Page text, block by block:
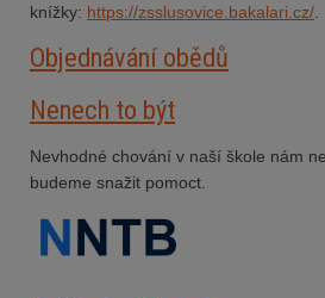
knížky: https://zsslusovice.bakalari.cz/
Objednávání obědů
Nenech to být
Nevhodné chování v naší škole nám
budeme snažit pomoct.